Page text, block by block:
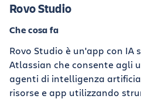
Rovo Studio
Che cosa fa
Rovo Studio è un'app con
Atlassian che consente agli
agenti di intelligenza
risorse e app utilizzando